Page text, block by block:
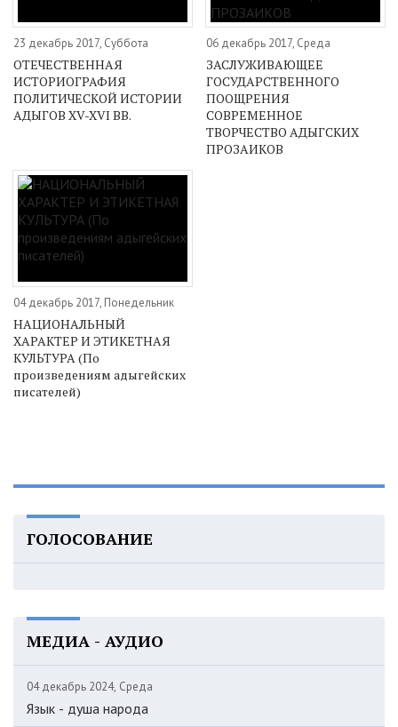
23 декабрь 2017, Суббота
ОТЕЧЕСТВЕННАЯ
ИСТОРИОГРАФИЯ
ПОЛИТИЧЕСКОЙ ИСТОРИИ
АДЫГОВ XV-XVI ВВ.
06 декабрь 2017, Среда
ЗАСЛУЖИВАЮЩЕЕ
ГОСУДАРСТВЕННОГО
ПООЩРЕНИЯ
СОВРЕМЕННОЕ
ТВОРЧЕСТВО АДЫГСКИХ
ПРОЗАИКОВ
04 декабрь 2017, Понедельник
НАЦИОНАЛЬНЫЙ
ХАРАКТЕР И ЭТИКЕТНАЯ
КУЛЬТУРА (По
произведениям адыгейских
писателей)
ГОЛОСОВАНИЕ
МЕДИА - АУДИО
04 декабрь 2024, Среда
Язык - душа народа